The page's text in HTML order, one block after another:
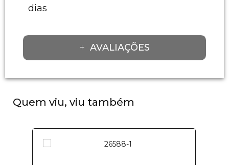
dias
AVALIAÇÕES
Quem viu, viu também